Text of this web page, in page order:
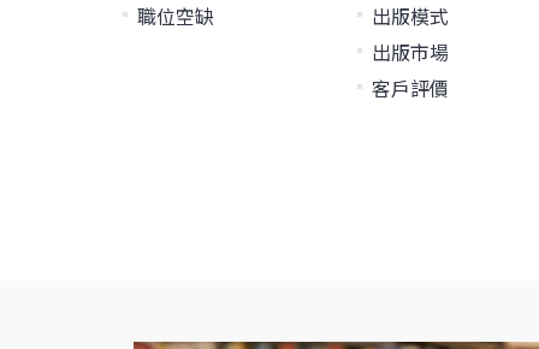
職位空缺
出版模式
出版市場
客戶評價